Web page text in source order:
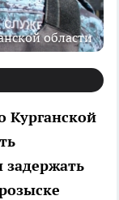
области
Курганской